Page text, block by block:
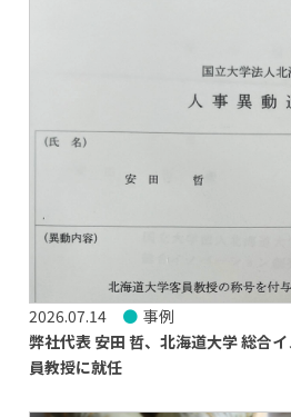
2026.07.14
事例
弊社代表 安田 哲、北海道大学 総合
員教授に就任